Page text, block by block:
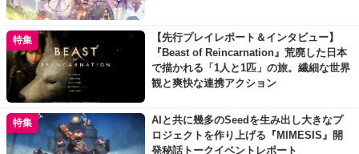
特集
【先行プレイレポート＆インタビュー】
『Beast of Reincarnation』荒廃した日本
で描かれる「1人と1匹」の旅。繊細な世界
観と爽快な連携アクション
特集
AIと共に幾多のSeedを生み出し大きなプ
ロジェクトを作り上げる『MIMESIS』開
発秘話トークイベントレポート